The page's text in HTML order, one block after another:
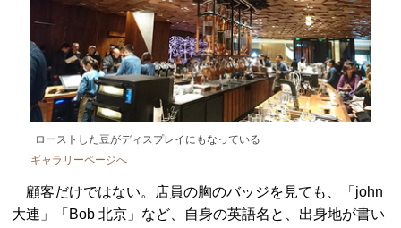
ローストした豆がディスプレイにもなっている
ギャラリーページへ
顧客だけではない。店員の胸のバッジを見ても、「john
大連」「Bob 北京」など、自身の英語名と、出身地が書い